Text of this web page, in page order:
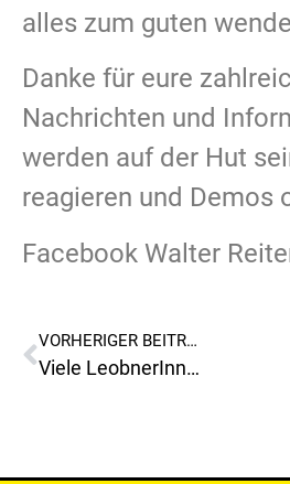
alles zum guten
Danke für eure
Nachrichten und
werden auf der Hut
reagieren und Demos
Facebook Walter
VORHERIGER BEITRAG
Viele LeobnerInnen, wollen in Zukunft das Asia-Spa in Leoben nicht mehr besuchen!